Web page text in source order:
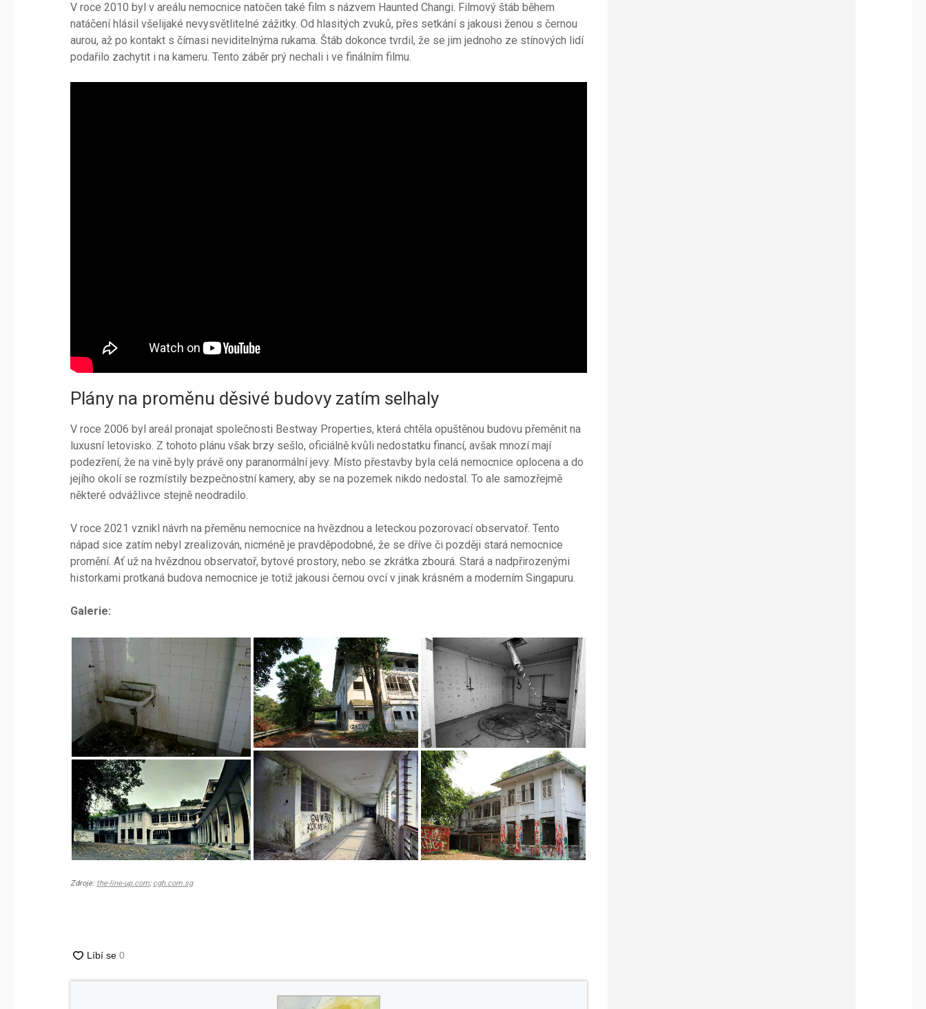
V roce 2010 byl v areálu nemocnice natočen také film s názvem Haunted Changi. Filmový štáb během
natáčení hlásil všelijaké nevysvětlitelné zážitky. Od hlasitých zvuků, přes setkání s jakousi ženou s černou
aurou, až po kontakt s čímasi neviditelnýma rukama. Štáb dokonce tvrdil, že se jim jednoho ze stínových lidí
podařilo zachytit i na kameru. Tento záběr prý nechali i ve finálním filmu.
Plány na proměnu děsivé budovy zatím selhaly
V roce 2006 byl areál pronajat společnosti Bestway Properties, která chtěla opuštěnou budovu přeměnit na
luxusní letovisko. Z tohoto plánu však brzy sešlo, oficiálně kvůli nedostatku financí, avšak mnozí mají
podezření, že na vině byly právě ony paranormální jevy. Místo přestavby byla celá nemocnice oplocena a do
jejího okolí se rozmístily bezpečnostní kamery, aby se na pozemek nikdo nedostal. To ale samozřejmě
některé odvážlivce stejně neodradilo.
V roce 2021 vznikl návrh na přeměnu nemocnice na hvězdnou a leteckou pozorovací observatoř. Tento
nápad sice zatím nebyl zrealizován, nicméně je pravděpodobné, že se dříve či později stará nemocnice
promění. Ať už na hvězdnou observatoř, bytové prostory, nebo se zkrátka zbourá. Stará a nadpřirozenými
historkami protkaná budova nemocnice je totiž jakousi černou ovcí v jinak krásném a moderním Singapuru.
Galerie:
Zdroje: the-line-up.com; cgh.com.sg